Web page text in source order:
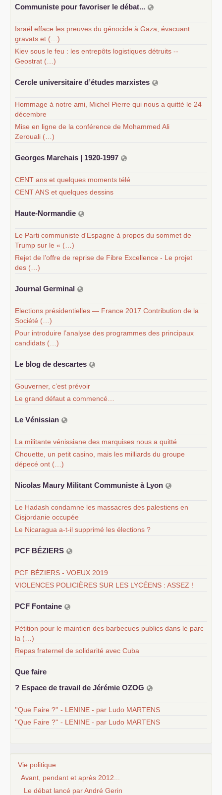
Communiste pour favoriser le débat...
Israël efface les preuves du génocide à Gaza, évacuant
gravats et (…)
Kiev sous le feu : les entrepôts logistiques détruits --
Geostrat (…)
Cercle universitaire d’études marxistes
Hommage à notre ami, Michel Pierre qui nous a quitté le 24
décembre
Mise en ligne de la conférence de Mohammed Ali
Zerouali (…)
Georges Marchais | 1920-1997
CENT ans et quelques moments télé
CENT ANS et quelques dessins
Haute-Normandie
Le Parti communiste d'Espagne à propos du sommet de
Trump sur le « (…)
Rejet de l’offre de reprise de Fibre Excellence - Le projet
des (…)
Journal Germinal
Elections présidentielles — France 2017 Contribution de la
Société (…)
Pour introduire l’analyse des programmes des principaux
candidats (…)
Le blog de descartes
Gouverner, c’est prévoir
Le grand défaut a commencé…
Le Vénissian
La militante vénissiane des marquises nous a quitté
Chouette, un petit casino, mais les milliards du groupe
dépecé ont (…)
Nicolas Maury Militant Communiste à Lyon
Le Hadash condamne les massacres des palestiens en
Cisjordanie occupée
Le Nicaragua a-t-il supprimé les élections ?
PCF BÉZIERS
PCF BÉZIERS - VOEUX 2019
VIOLENCES POLICIÈRES SUR LES LYCÉENS : ASSEZ !
PCF Fontaine
Pétition pour le maintien des barbecues publics dans le parc
la (…)
Repas fraternel de solidarité avec Cuba
Que faire
? Espace de travail de Jérémie OZOG
''Que Faire ?'' - LENINE - par Ludo MARTENS
''Que Faire ?'' - LENINE - par Ludo MARTENS
Vie politique
Avant, pendant et après 2012...
Le débat lancé par André Gerin